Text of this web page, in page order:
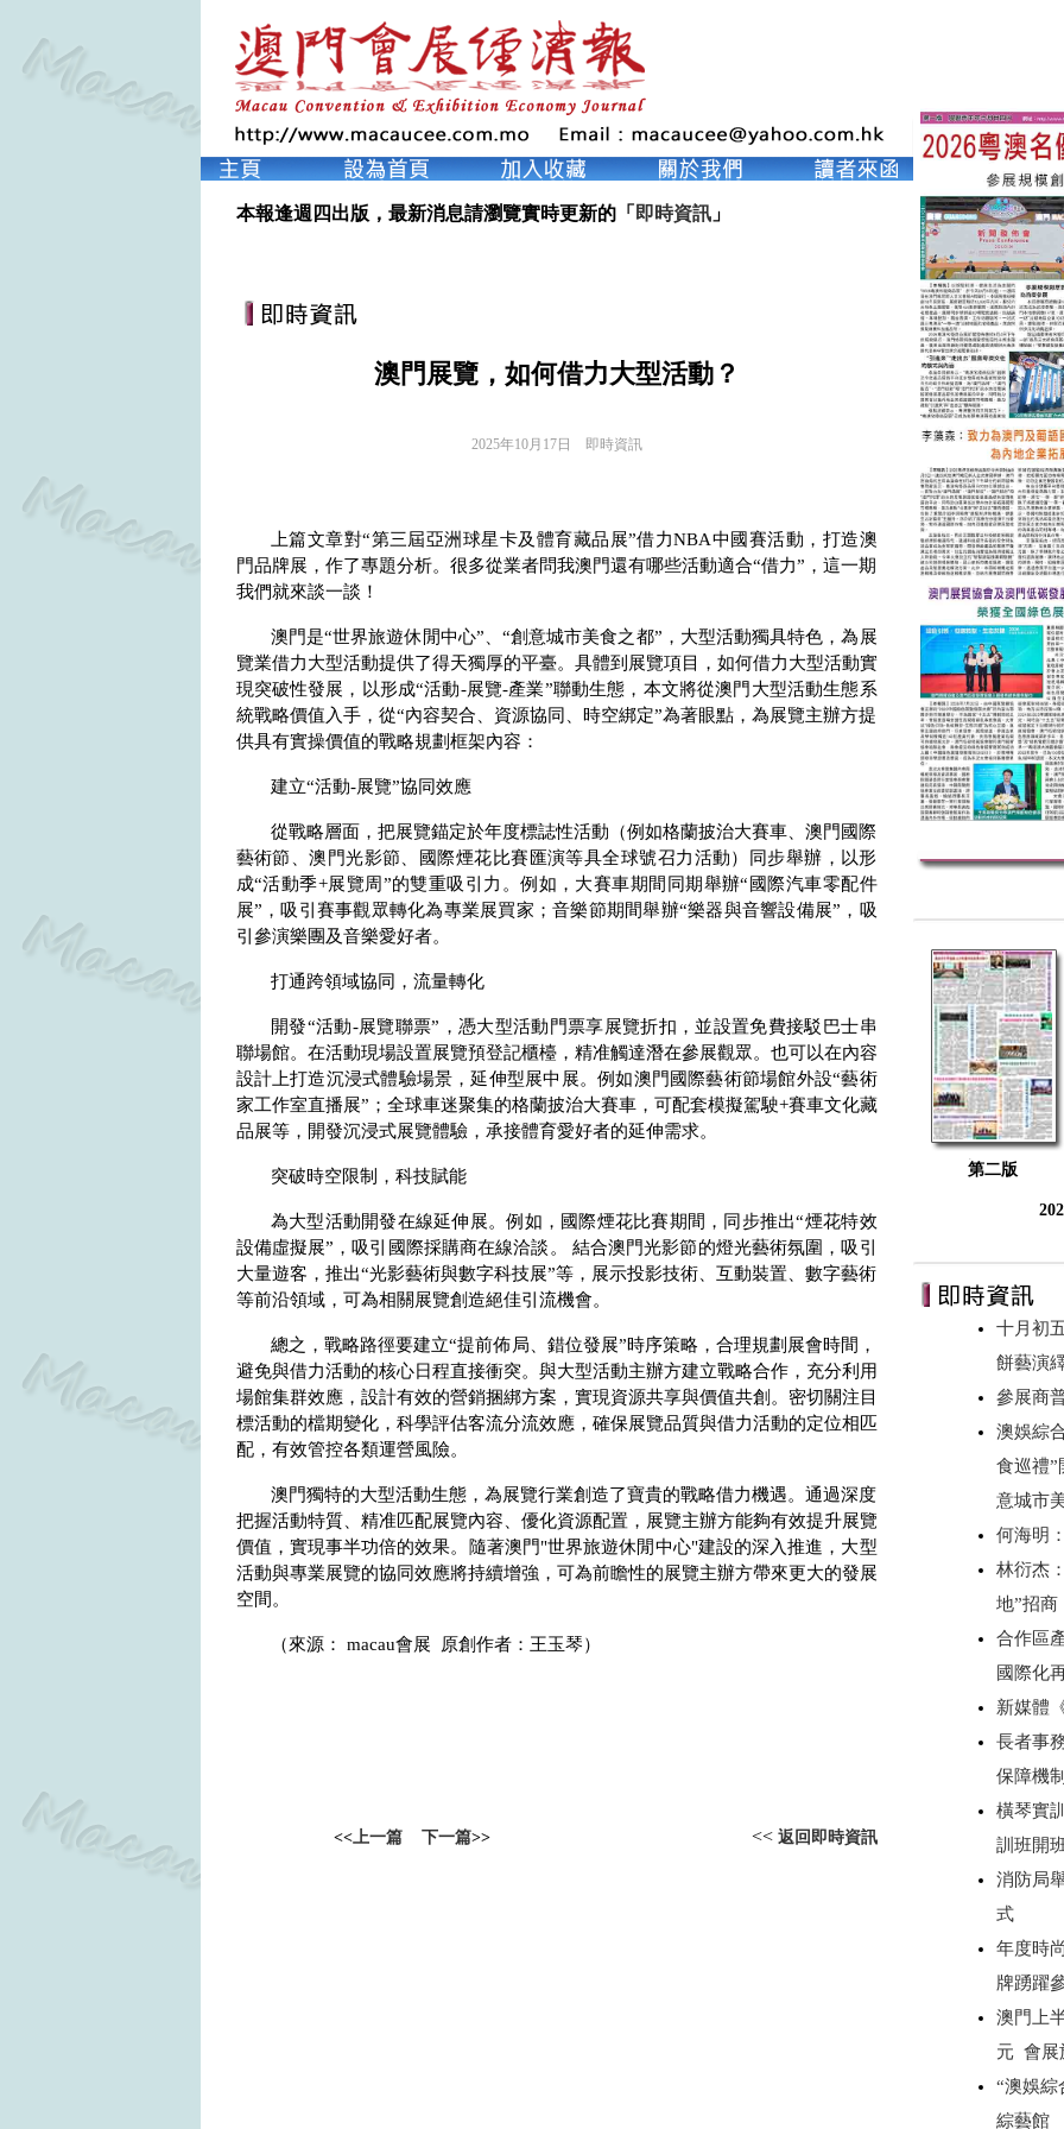
本報逢週四出版，最新消息請瀏覽實時更新的「 即時資訊」
澳門展覽，如何借力大型活動？
2025年10月17日 即時資訊
上篇文章對“第三屆亞洲球星卡及體育藏品展”借力NBA中國賽活動，打造澳
門品牌展，作了專題分析。很多從業者問我澳門還有哪些活動適合“借力”，這一期
我們就來談一談！
澳門是“世界旅遊休閒中心”、“創意城市美食之都”，大型活動獨具特色，為展
覽業借力大型活動提供了得天獨厚的平臺。具體到展覽項目，如何借力大型活動實
現突破性發展，以形成“活動-展覽-產業”聯動生態，本文將從澳門大型活動生態系
統戰略價值入手，從“內容契合、資源協同、時空綁定”為著眼點，為展覽主辦方提
供具有實操價值的戰略規劃框架內容：
建立“活動-展覽”協同效應
從戰略層面，把展覽錨定於年度標誌性活動（例如格蘭披治大賽車、澳門國際
藝術節、澳門光影節、國際煙花比賽匯演等具全球號召力活動）同步舉辦，以形
成“活動季+展覽周”的雙重吸引力。例如，大賽車期間同期舉辦“國際汽車零配件
展”，吸引賽事觀眾轉化為專業展買家；音樂節期間舉辦“樂器與音響設備展”，吸
引參演樂團及音樂愛好者。
打通跨領域協同，流量轉化
開發“活動-展覽聯票”，憑大型活動門票享展覽折扣，並設置免費接駁巴士串
聯場館。在活動現場設置展覽預登記櫃檯，精准觸達潛在參展觀眾。也可以在內容
設計上打造沉浸式體驗場景，延伸型展中展。例如澳門國際藝術節場館外設“藝術
家工作室直播展”；全球車迷聚集的格蘭披治大賽車，可配套模擬駕駛+賽車文化藏
品展等，開發沉浸式展覽體驗，承接體育愛好者的延伸需求。
突破時空限制，科技賦能
為大型活動開發在線延伸展。例如，國際煙花比賽期間，同步推出“煙花特效
設備虛擬展”，吸引國際採購商在線洽談。
結合澳門光影節的燈光藝術氛圍，吸引
大量遊客，推出“光影藝術與數字科技展”等，展示投影技術、互動裝置、數字藝術
等前沿領域，可為相關展覽創造絕佳引流機會。
總之，戰略路徑要建立“提前佈局、錯位發展”時序策略，合理規劃展會時間，
避免與借力活動的核心日程直接衝突。與大型活動主辦方建立戰略合作，充分利用
場館集群效應，設計有效的營銷捆綁方案，實現資源共享與價值共創。密切關注目
標活動的檔期變化，科學評估客流分流效應，確保展覽品質與借力活動的定位相匹
配，有效管控各類運營風險。
澳門獨特的大型活動生態，為展覽行業創造了寶貴的戰略借力機遇。通過深度
把握活動特質、精准匹配展覽內容、優化資源配置，展覽主辦方能夠有效提升展覽
價值，實現事半功倍的效果。隨著澳門"世界旅遊休閒中心"建設的深入推進，大型
活動與專業展覽的協同效應將持續增強，可為前瞻性的展覽主辦方帶來更大的發展
空間。
（來源： macau會展 原創作者：王玉琴）
<<上一篇 下一篇>> << 返回即時資訊
第二版
十月初
餅藝演
參展商
澳娛綜
食巡禮
意城市
何海明
林衍杰
地”招
合作區
國際化
新媒體
長者事
保障機
橫琴實
訓班開
消防局
式
年度時
牌踴躍
澳門上
元 會展
“澳娛綜
綜藝館